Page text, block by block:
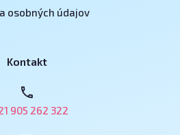
osobných údajov
Kontakt
905 262 322